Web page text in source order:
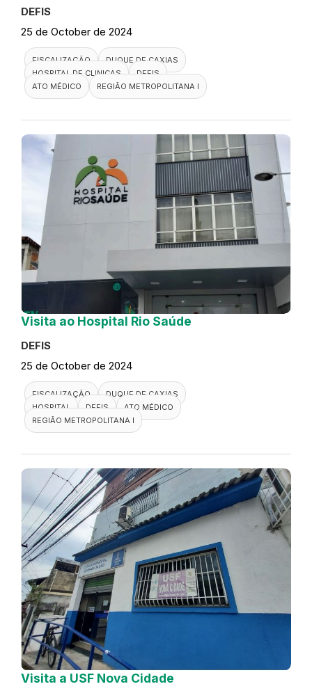
DEFIS
25 de October de 2024
FISCALIZAÇÃO
DUQUE DE CAXIAS
HOSPITAL DE CLINICAS
DEFIS
ATO MÉDICO
REGIÃO METROPOLITANA I
Visita ao Hospital Rio Saúde
DEFIS
25 de October de 2024
FISCALIZAÇÃO
DUQUE DE CAXIAS
HOSPITAL
DEFIS
ATO MÉDICO
REGIÃO METROPOLITANA I
Visita a USF Nova Cidade